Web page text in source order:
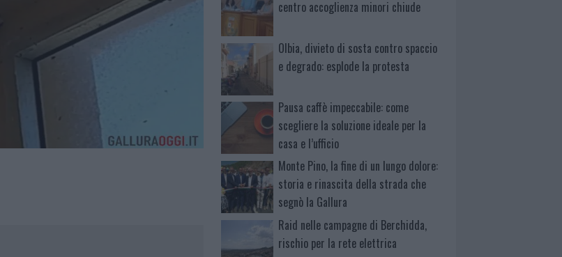
centro accoglienza minori chiude
Olbia, divieto di sosta contro spaccio
e degrado: esplode la protesta
Pausa caffè impeccabile: come
scegliere la soluzione ideale per la
casa e l’ufficio
Monte Pino, la fine di un lungo dolore:
storia e rinascita della strada che
segnò la Gallura
Raid nelle campagne di Berchidda,
rischio per la rete elettrica